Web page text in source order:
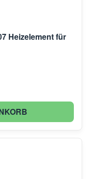
Heizelement für